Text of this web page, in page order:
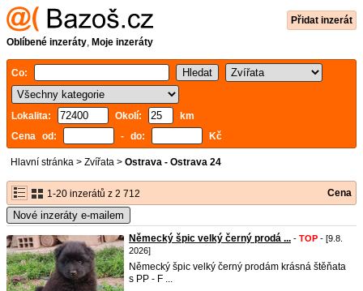
Přidat inzerát
Oblíbené inzeráty, Moje inzeráty
Co:
Lokalita: Okolí:
km
Cena od:
- do: Kč
Hlavní stránka > Zvířata > Ostrava - Ostrava 24
1-20 inzerátů z 2 712 Cena
Nové inzeráty e-mailem
Německý špic velký černý prodá ... - TOP - [9.8.
2026]
Německý špic velký černý prodám krásná štěňata
s PP - F ...